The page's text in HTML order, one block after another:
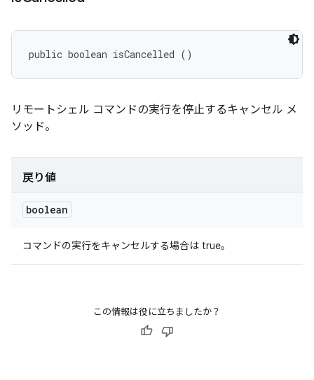
public boolean isCancelled ()
リモートシェル コマンドの実行を停止するキャンセル メ
ソッド。
戻り値
boolean
コマンドの実行をキャンセルする場合は true。
この情報は役に立ちましたか？